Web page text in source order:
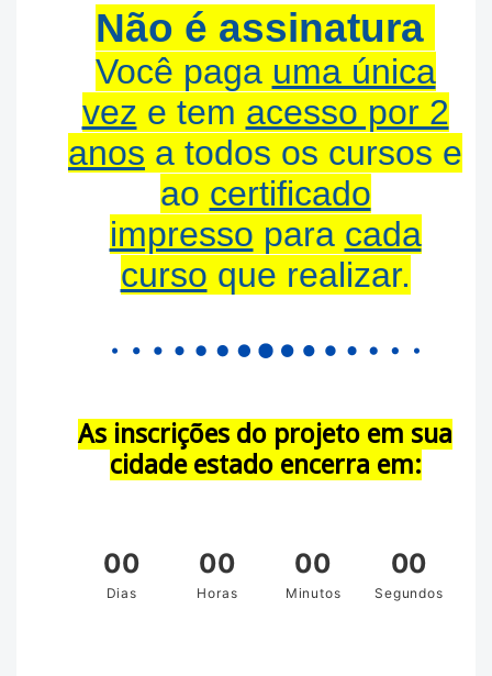
Não é assinatura
Você paga uma única
vez e tem acesso por 2
anos a todos os cursos e
ao certificado
impresso para cada
curso que realizar.
As inscrições do projeto em sua
cidade estado encerra em: